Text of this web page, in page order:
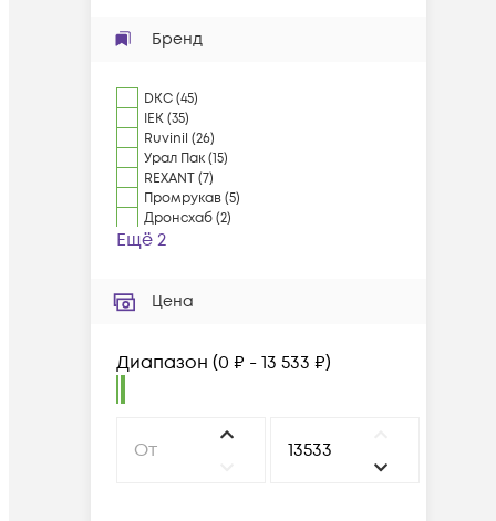
Бренд
DKC(45)
IEK(35)
Ruvinil (26)
Урал Пак(15)
REXANT(7)
Промрукав(5)
Дронсхаб(2)
Ещё 2
Цена
Диапазон (0 ₽ - 13 533 ₽)